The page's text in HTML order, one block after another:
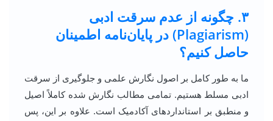
۳. چگونه از عدم سرقت ادبی
(Plagiarism) در پایان‌نامه اطمینان
حاصل کنیم؟
ما به طور کامل بر اصول نگارش علمی و جلوگیری از سرقت
ادبی مسلط هستیم. تمامی مطالب نگارش شده کاملاً اصیل
و منطبق بر استانداردهای آکادمیک است. علاوه بر این، پس